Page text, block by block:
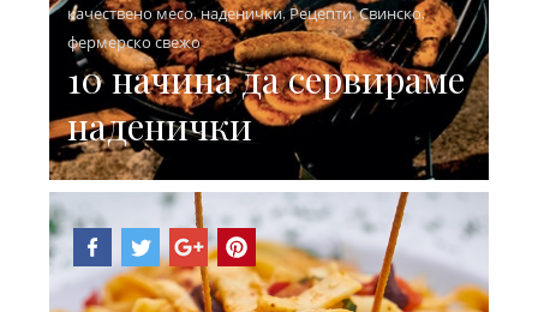
качествено месо,наденички,Рецепти,Свинско,
фермерско свежо
10 начина да сервираме
наденички